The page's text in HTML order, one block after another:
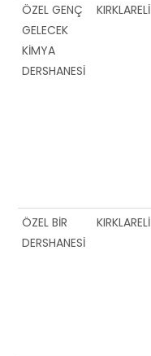
ÖZEL GENÇ
GELECEK
KİMYA
DERSHANESİ
KIRKLARELİ
ÖZEL BİR
DERSHANESİ
KIRKLARELİ